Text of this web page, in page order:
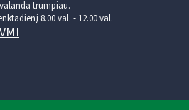
trumpiau.
8.00 val. - 12.00 val.